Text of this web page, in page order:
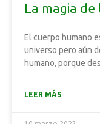
La magia
El cuerpo humano
universo pero aún
humano, porque
LEER MÁS